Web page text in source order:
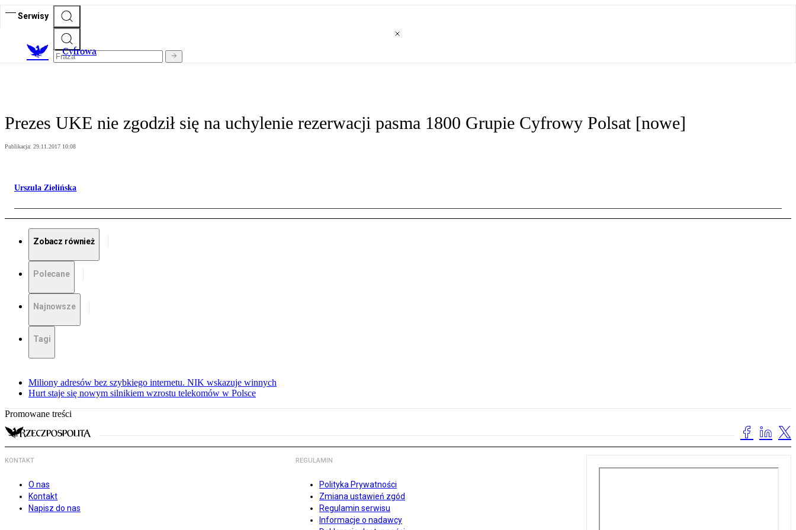
Serwisy
Cyfrowa
Prezes UKE nie zgodził się na uchylenie rezerwacji pasma 1800 Grupie Cyfrowy Polsat [nowe]
Publikacja: 29.11.2017 10:08
Urszula Zielińska
Zobacz również
Polecane
Najnowsze
Tagi
Miliony adresów bez szybkiego internetu. NIK wskazuje winnych
Hurt staje się nowym silnikiem wzrostu telekomów w Polsce
Promowane treści
KONTAKT
O nas
Kontakt
Napisz do nas
REGULAMIN
Polityka Prywatności
Zmiana ustawień zgód
Regulamin serwisu
Informacje o nadawcy